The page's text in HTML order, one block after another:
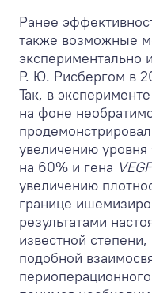
Ранее
также возможные
Р. Ю. Рисбергом в
Так, в
на фоне
увеличению уровня
на 60% и гена
увеличению
границе
результатами
известной
подобной